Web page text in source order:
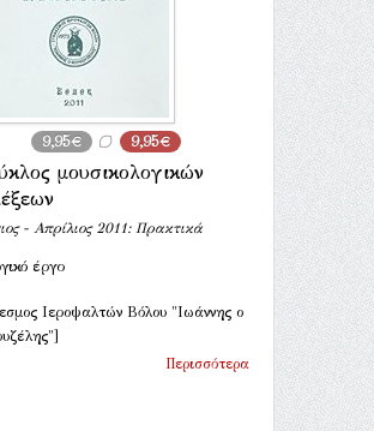
9,95€ 9,95€
μουσικολογικών
- Απρίλιος 2011: Πρακτικά
έργο
Ιεροψαλτών Βόλου "Ιωάννης ο
Περισσότερα